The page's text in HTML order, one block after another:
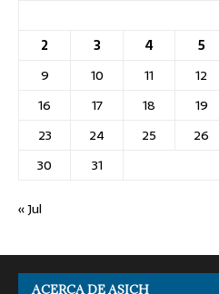
2
3 4 5
9
10 11 12
16
17 18 19
23
24 25 26
30
31
« Jul
ACERCA DE ASICH